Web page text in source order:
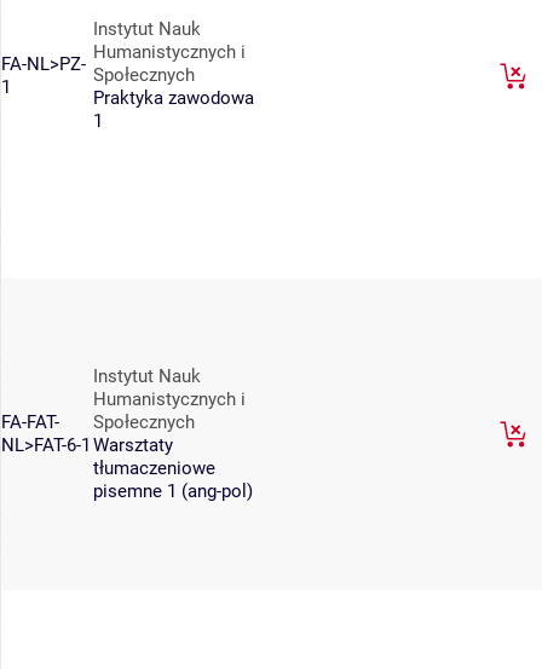
FA-NL>PZ-
1
Instytut Nauk
Humanistycznych i
Społecznych
Praktyka zawodowa
1
FA-FAT-
NL>FAT-6-1
Instytut Nauk
Humanistycznych i
Społecznych
Warsztaty
tłumaczeniowe
pisemne 1 (ang-pol)